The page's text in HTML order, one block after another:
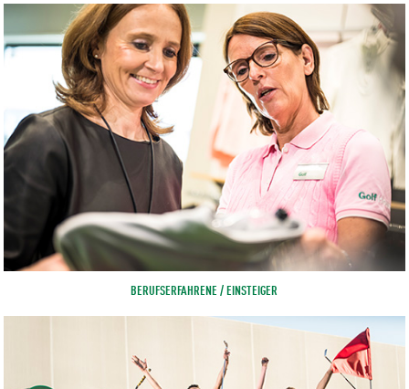
BERUFSERFAHRENE / EINSTEIGER